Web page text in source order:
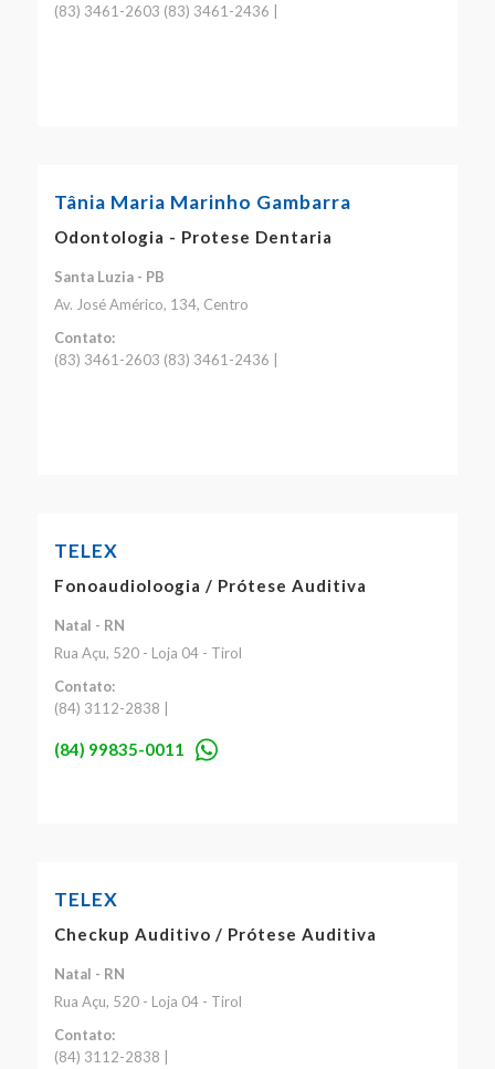
(83) 3461-2603 (83) 3461-2436 |
Tânia Maria Marinho Gambarra
Odontologia - Protese Dentaria
Santa Luzia - PB
Av. José Américo, 134, Centro
Contato:
(83) 3461-2603 (83) 3461-2436 |
TELEX
Fonoaudioloogia / Prótese Auditiva
Natal - RN
Rua Açu, 520 - Loja 04 - Tirol
Contato:
(84) 3112-2838 |
(84) 99835-0011
TELEX
Checkup Auditivo / Prótese Auditiva
Natal - RN
Rua Açu, 520 - Loja 04 - Tirol
Contato:
(84) 3112-2838 |